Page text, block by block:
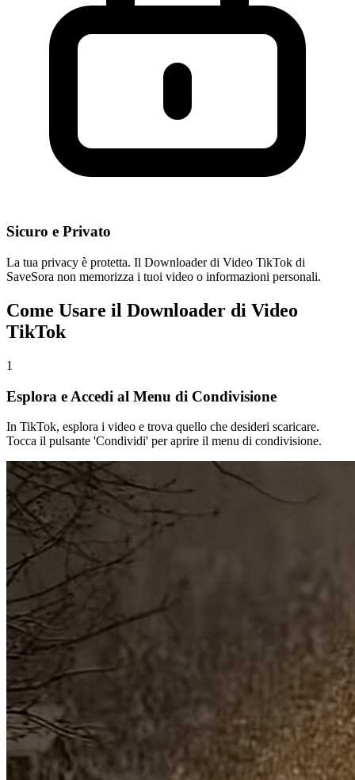
Sicuro e Privato
La tua privacy è protetta. Il Downloader di Video TikTok di
SaveSora non memorizza i tuoi video o informazioni personali.
Come Usare il Downloader di Video
TikTok
1
Esplora e Accedi al Menu di Condivisione
In TikTok, esplora i video e trova quello che desideri scaricare.
Tocca il pulsante 'Condividi' per aprire il menu di condivisione.